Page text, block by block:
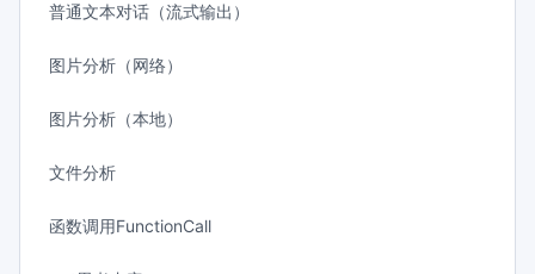
普通文本对话（流式输出）
图片分析（网络）
图片分析（本地）
文件分析
函数调用FunctionCall